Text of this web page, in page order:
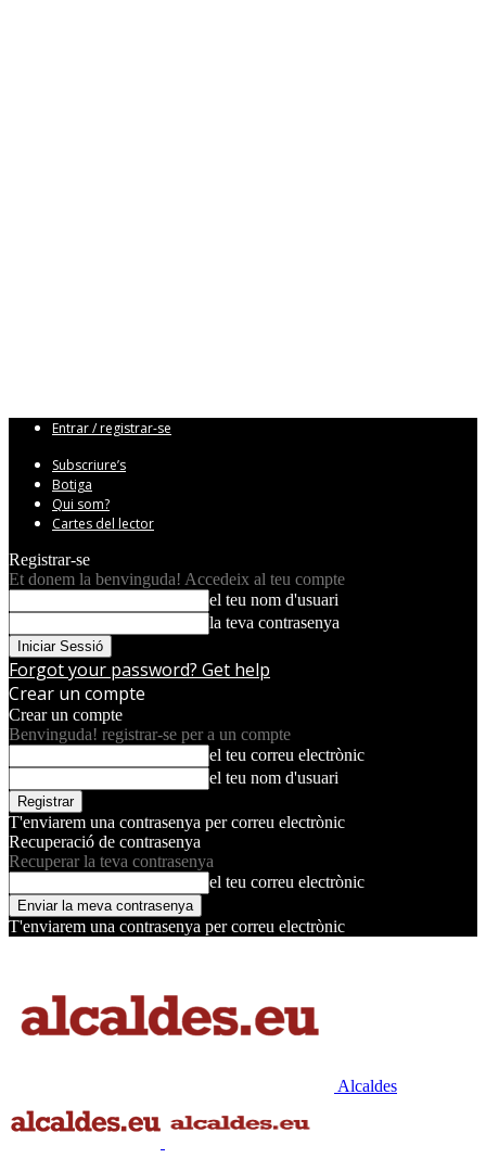
Entrar / registrar-se
Subscriure’s
Botiga
Qui som?
Cartes del lector
Registrar-se
Et donem la benvinguda! Accedeix al teu compte
el teu nom d'usuari
la teva contrasenya
Forgot your password? Get help
Crear un compte
Crear un compte
Benvinguda! registrar-se per a un compte
el teu correu electrònic
el teu nom d'usuari
T'enviarem una contrasenya per correu electrònic
Recuperació de contrasenya
Recuperar la teva contrasenya
el teu correu electrònic
T'enviarem una contrasenya per correu electrònic
Alcaldes